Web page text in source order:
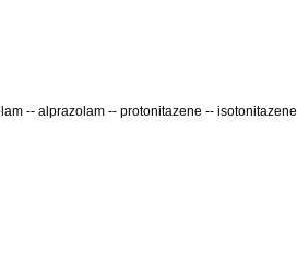
-- alprazolam -- protonitazene -- isotonitazene